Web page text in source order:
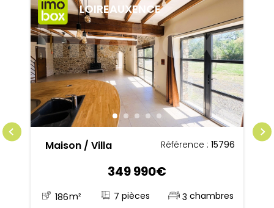
LOIREAUXENCE
Maison / Villa Référence :15796
349 990€
186m² 7 3